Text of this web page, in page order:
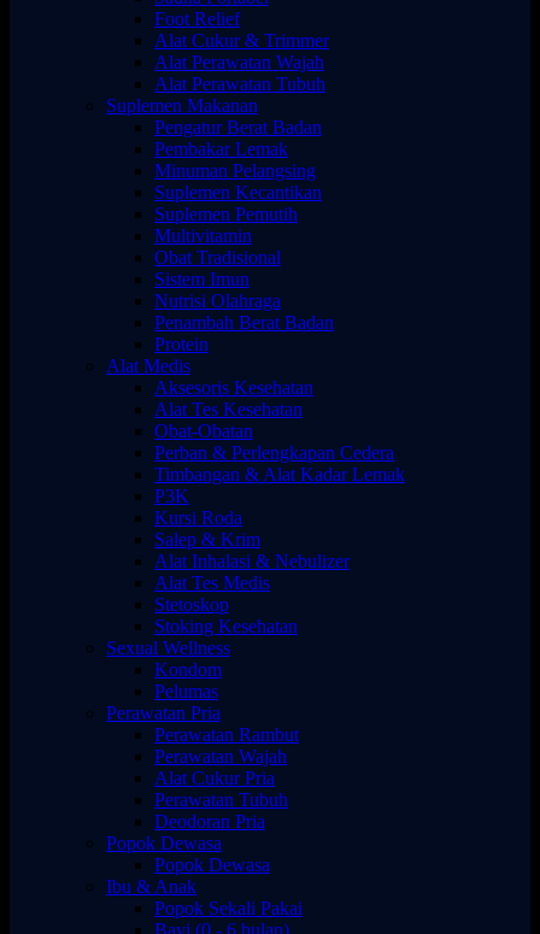
Foot Relief
Alat Cukur & Trimmer
Alat Perawatan Wajah
Alat Perawatan Tubuh
Suplemen Makanan
Pengatur Berat Badan
Pembakar Lemak
Minuman Pelangsing
Suplemen Kecantikan
Suplemen Pemutih
Multivitamin
Obat Tradisional
Sistem Imun
Nutrisi Olahraga
Penambah Berat Badan
Protein
Alat Medis
Aksesoris Kesehatan
Alat Tes Kesehatan
Obat-Obatan
Perban & Perlengkapan Cedera
Timbangan & Alat Kadar Lemak
P3K
Kursi Roda
Salep & Krim
Alat Inhalasi & Nebulizer
Alat Tes Medis
Stetoskop
Stoking Kesehatan
Sexual Wellness
Kondom
Pelumas
Perawatan Pria
Perawatan Rambut
Perawatan Wajah
Alat Cukur Pria
Perawatan Tubuh
Deodoran Pria
Popok Dewasa
Popok Dewasa
Ibu & Anak
Popok Sekali Pakai
Bayi (0 - 6 bulan)